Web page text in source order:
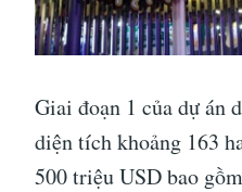
Giai đoạn 1 của dự án
diện tích khoảng 163
500 triệu USD bao